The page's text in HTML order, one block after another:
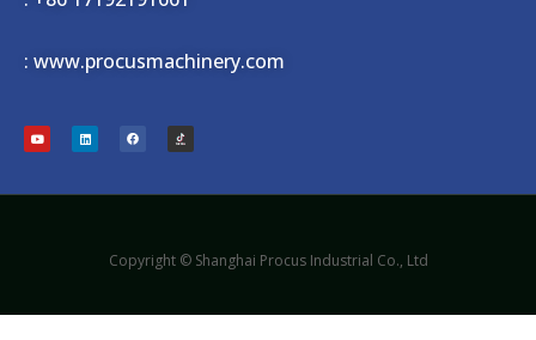
: www.procusmachinery.com
Copyright © Shanghai Procus Industrial Co., Ltd